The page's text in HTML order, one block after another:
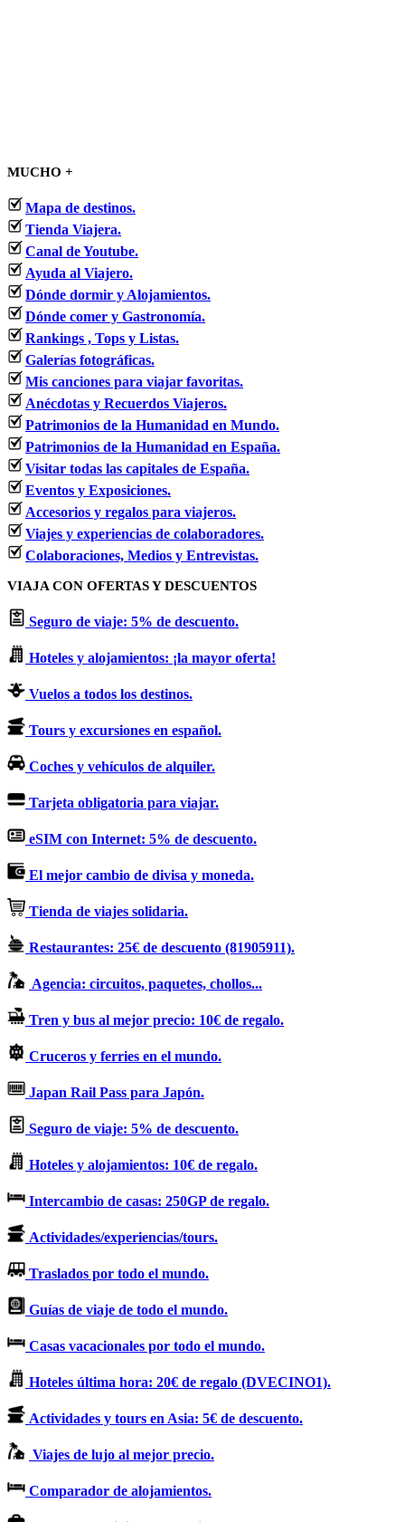
MUCHO +
Mapa de destinos.
Tienda Viajera.
Canal de Youtube.
Ayuda al Viajero.
Dónde dormir y Alojamientos.
Dónde comer y Gastronomía.
Rankings , Tops y Listas.
Galerías fotográficas.
Mis canciones para viajar favoritas.
Anécdotas y Recuerdos Viajeros.
Patrimonios de la Humanidad en Mundo.
Patrimonios de la Humanidad en España.
Visitar todas las capitales de España.
Eventos y Exposiciones.
Accesorios y regalos para viajeros.
Viajes y experiencias de colaboradores.
Colaboraciones, Medios y Entrevistas.
VIAJA CON OFERTAS Y DESCUENTOS
Seguro de viaje: 5% de descuento.
Hoteles y alojamientos: ¡la mayor oferta!
Vuelos a todos los destinos.
Tours y excursiones en español.
Coches y vehículos de alquiler.
Tarjeta obligatoria para viajar.
eSIM con Internet: 5% de descuento.
El mejor cambio de divisa y moneda.
Tienda de viajes solidaria.
Restaurantes: 25€ de descuento (81905911).
Agencia: circuitos, paquetes, chollos...
Tren y bus al mejor precio: 10€ de regalo.
Cruceros y ferries en el mundo.
Japan Rail Pass para Japón.
Seguro de viaje: 5% de descuento.
Hoteles y alojamientos: 10€ de regalo.
Intercambio de casas: 250GP de regalo.
Actividades/experiencias/tours.
Traslados por todo el mundo.
Guías de viaje de todo el mundo.
Casas vacacionales por todo el mundo.
Hoteles última hora: 20€ de regalo (DVECINO1).
Actividades y tours en Asia: 5€ de descuento.
Viajes de lujo al mejor precio.
Comparador de alojamientos.